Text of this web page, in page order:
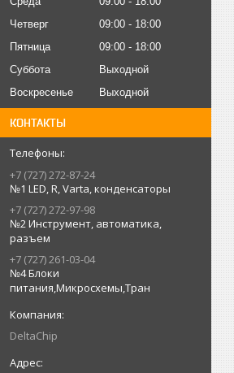
Четверг
09:00
18:00
Пятница
09:00
18:00
Суббота
Выходной
Воскресенье
Выходной
КОНТАКТЫ
+7 (727) 272-87-24
№1 LED, R, Varta, конденсаторы
+7 (727) 272-97-98
№2 Инструмент, автоматика,
разъем
+7 (727) 261-03-04
№4 Блоки
питания,Микросхемы,Тран
DeltaChip